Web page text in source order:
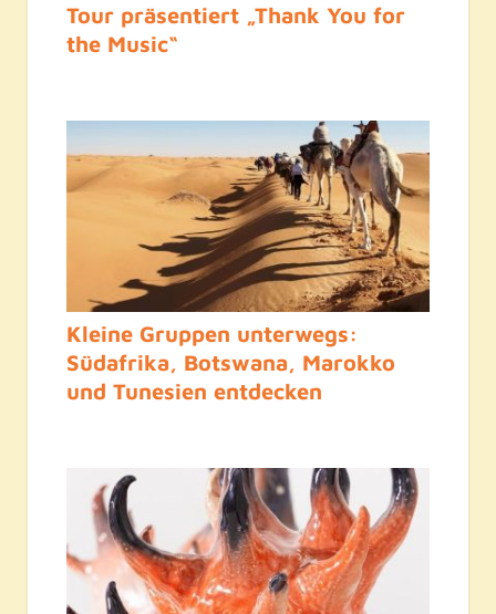
Tour präsentiert „Thank You for
the Music“
Kleine Gruppen unterwegs:
Südafrika, Botswana, Marokko
und Tunesien entdecken